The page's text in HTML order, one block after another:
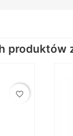
produktów
favorite_border